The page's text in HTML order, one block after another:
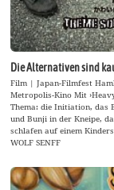
Die Alternativen sind
Film | Japan-Filmfest
Metropolis-Kino Mit
Thema: die Initiation, das
und Bunji in der Kneipe,
schlafen auf einem
WOLF SENFF